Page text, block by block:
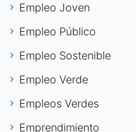
Empleo Joven
Empleo Público
Empleo Sostenible
Empleo Verde
Empleos Verdes
Emprendimiento